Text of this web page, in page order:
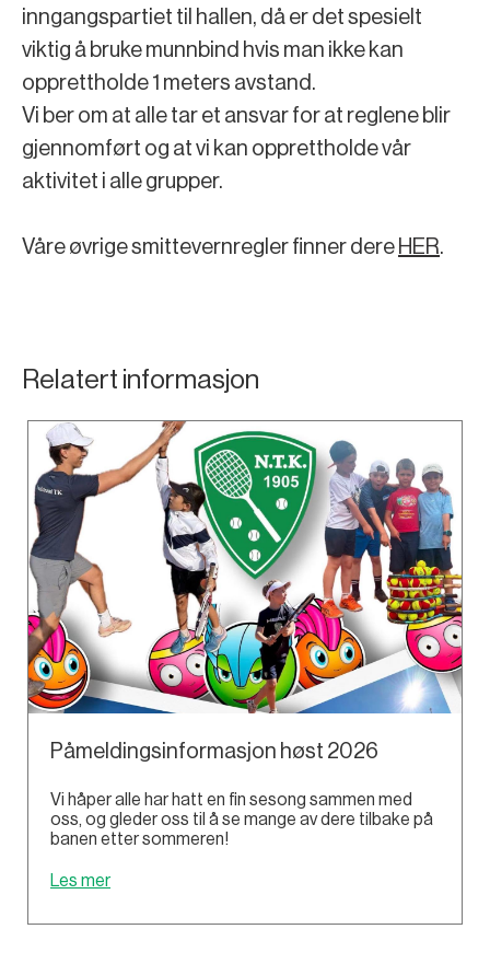
inngangspartiet til hallen, då er det spesielt
viktig å bruke munnbind hvis man ikke kan
opprettholde 1 meters avstand.
Vi ber om at alle tar et ansvar for at reglene blir
gjennomført og at vi kan opprettholde vår
aktivitet i alle grupper.
Våre øvrige smittevernregler finner dere HER.
Relatert informasjon
Påmeldingsinformasjon høst 2026
Vi håper alle har hatt en fin sesong sammen med
oss, og gleder oss til å se mange av dere tilbake på
banen etter sommeren!
Les mer